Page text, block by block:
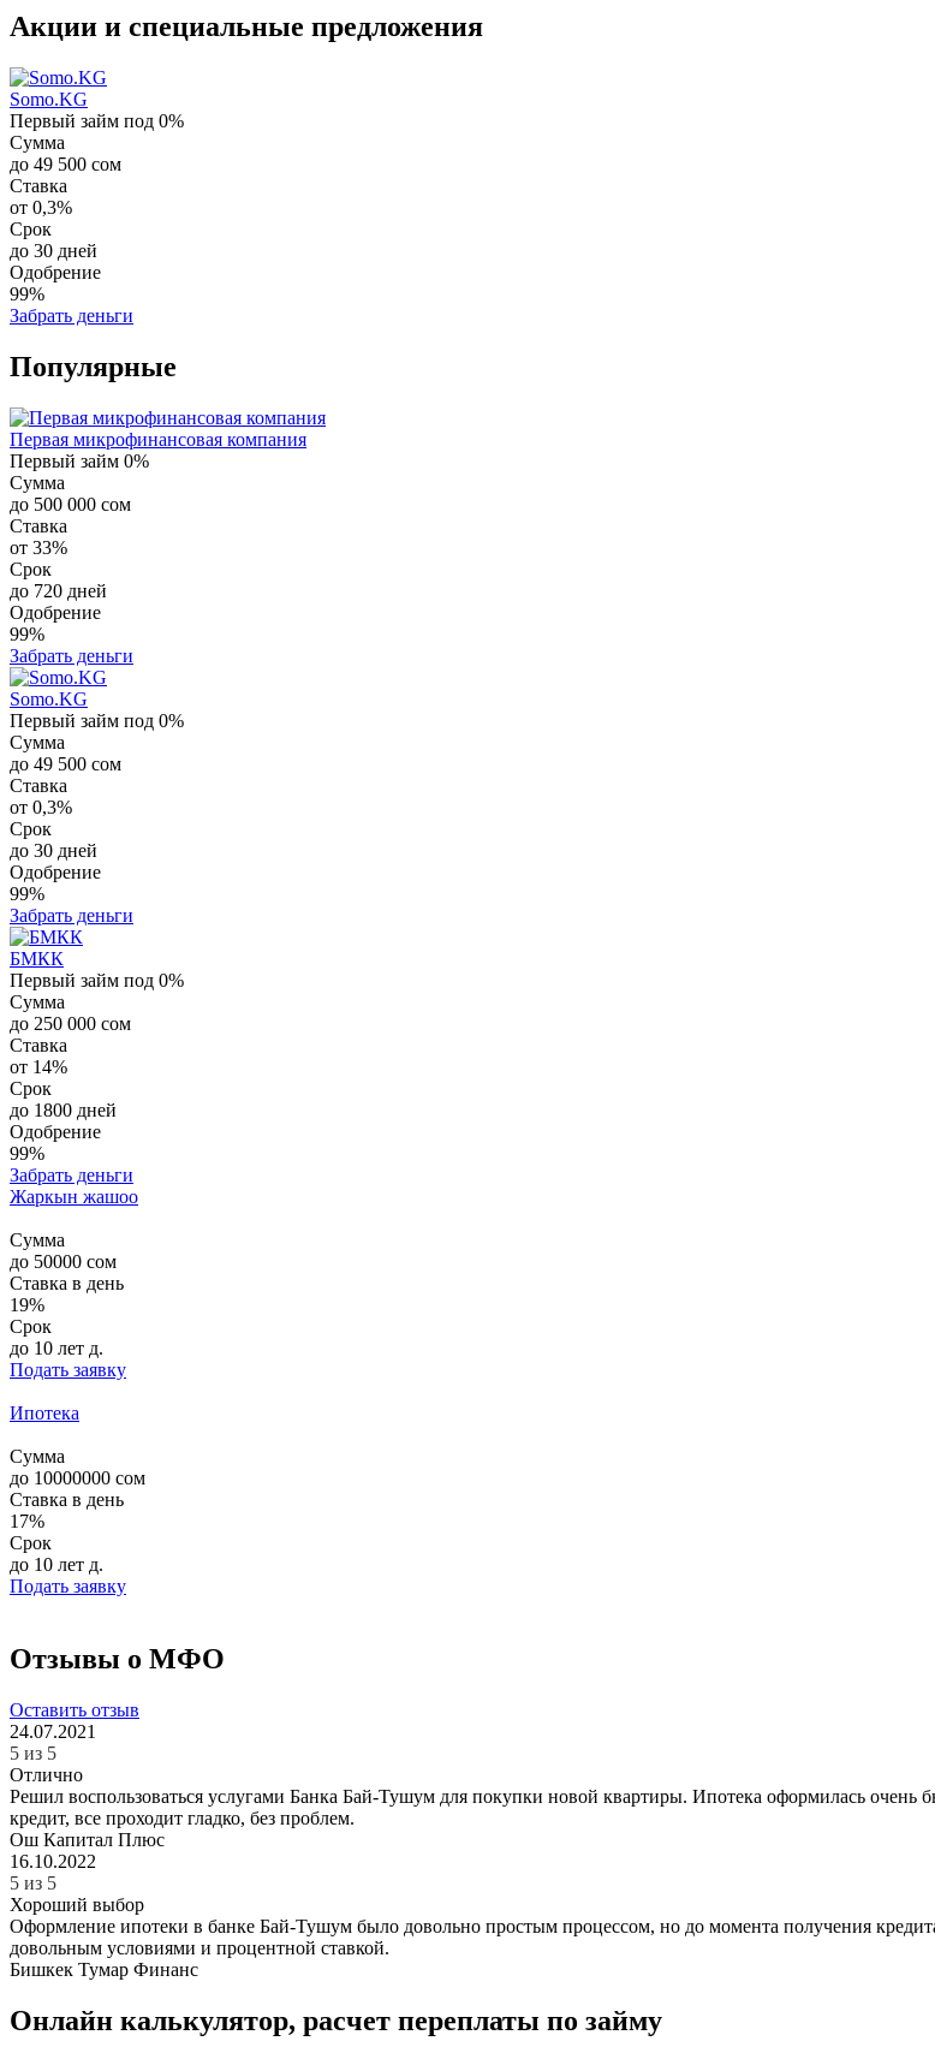
Акции и специальные предложения
Somo.KG
Первый займ под 0%
Сумма
до 49 500 сом
Ставка
от 0,3%
Срок
до 30 дней
Одобрение
99%
Забрать деньги
Популярные
Первая микрофинансовая компания
Первый займ 0%
Сумма
до 500 000 сом
Ставка
от 33%
Срок
до 720 дней
Одобрение
99%
Забрать деньги
Somo.KG
Первый займ под 0%
Сумма
до 49 500 сом
Ставка
от 0,3%
Срок
до 30 дней
Одобрение
99%
Забрать деньги
БМКК
Первый займ под 0%
Сумма
до 250 000 сом
Ставка
от 14%
Срок
до 1800 дней
Одобрение
99%
Забрать деньги
Жаркын жашоо
Сумма
до 50000 сом
Ставка в день
19%
Срок
до 10 лет д.
Подать заявку
Ипотека
Сумма
до 10000000 сом
Ставка в день
17%
Срок
до 10 лет д.
Подать заявку
Отзывы о МФО
Оставить отзыв
24.07.2021
5 из 5
Отлично
Решил воспользоваться услугами Банка Бай-Тушум для покупки новой квартиры. Ипотека оформилась
кредит, все проходит гладко, без проблем.
Ош Капитал Плюс
16.10.2022
5 из 5
Хороший выбор
Оформление ипотеки в банке Бай-Тушум было довольно простым процессом, но до момента получения
довольным условиями и процентной ставкой.
Бишкек Тумар Финанс
Онлайн калькулятор, расчет переплаты по займу